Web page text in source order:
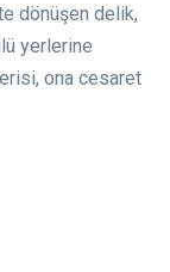
dönüşen delik,
yerlerine
ona cesaret